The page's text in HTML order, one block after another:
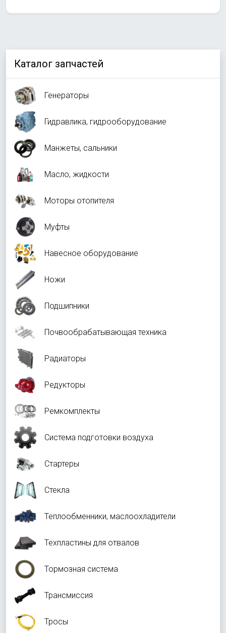
Каталог запчастей
Генераторы
Гидравлика, гидрооборудование
Манжеты, сальники
Масло, жидкости
Моторы отопителя
Муфты
Навесное оборудование
Ножи
Подшипники
Почвообрабатывающая техника
Радиаторы
Редукторы
Ремкомплекты
Система подготовки воздуха
Стартеры
Стекла
Теплообменники, маслоохладители
Техпластины для отвалов
Тормозная система
Трансмиссия
Тросы